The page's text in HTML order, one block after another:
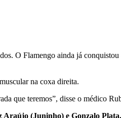
O Flamengo ainda já
na coxa direita.
que teremos”, disse o médico
Araújo (Juninho) e Gonzalo Plata.